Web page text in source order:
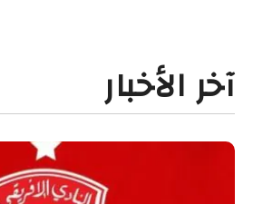
آخر الأخبار